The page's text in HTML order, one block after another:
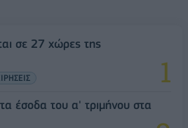
σε 27 χώρες της
έσοδα του α' τριμήνου στα